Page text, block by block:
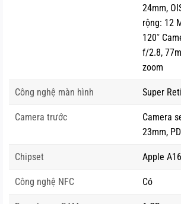
năng lượng thấp hơn 20% và bốn nhân
dụng một phần ba năng lượng so với
24mm,
rộng: 12
120˚
f/2.8,
zoom
Công nghệ màn hình Super
Camera trước
Camera
23mm,
Chipset Apple
Công nghệ NFC Có